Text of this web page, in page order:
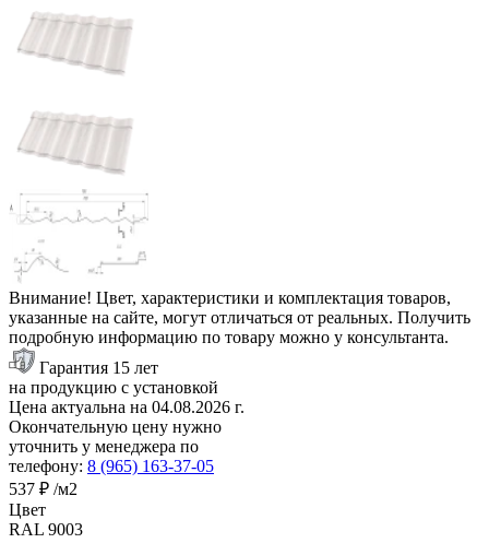
Внимание! Цвет, характеристики и комплектация товаров,
указанные на сайте, могут отличаться от реальных. Получить
подробную информацию по товару можно у консультанта.
Гарантия 15 лет
на продукцию с установкой
Цена актуальна на 04.08.2026 г.
Окончательную цену нужно
уточнить у менеджера по
телефону: 8 (965) 163-37-05
537 ₽ /м2
Цвет
RAL 9003